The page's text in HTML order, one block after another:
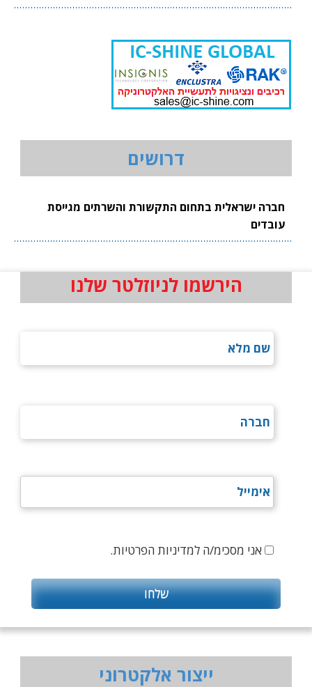
דרושים
חברה ישראלית בתחום התקשורת והשרתים מגייסת
עובדים
הירשמו לניוזלטר שלנו
אני מסכימ/ה למדיניות הפרטיות.
ייצור אלקטרוני